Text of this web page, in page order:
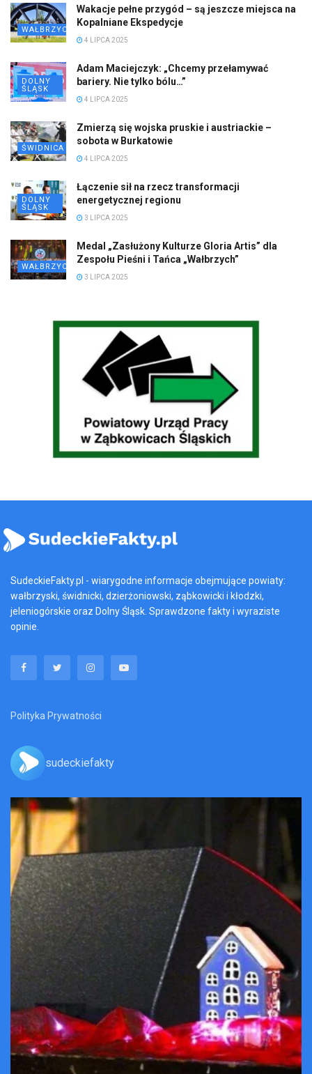
WAŁBRZYCH
Wakacje pełne przygód – są jeszcze miejsca na
Kopalniane Ekspedycje
4 LIPCA 2025
DOLNY
ŚLĄSK
Adam Maciejczyk: „Chcemy przełamywać
bariery. Nie tylko bólu…”
4 LIPCA 2025
ŚWIDNICA
Zmierzą się wojska pruskie i austriackie –
sobota w Burkatowie
4 LIPCA 2025
DOLNY
ŚLĄSK
Łączenie sił na rzecz transformacji
energetycznej regionu
3 LIPCA 2025
WAŁBRZYCH
Medal „Zasłużony Kulturze Gloria Artis” dla
Zespołu Pieśni i Tańca „Wałbrzych”
3 LIPCA 2025
SudeckieFakty.pl - wiarygodne informacje obejmujące powiaty:
wałbrzyski, świdnicki, dzierżoniowski, ząbkowicki i kłodzki,
jeleniogórskie oraz Dolny Śląsk. Sprawdzone fakty i wyraziste
opinie.
Polityka Prywatności
sudeckiefakty